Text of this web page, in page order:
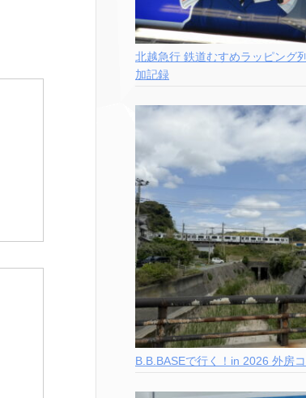
北越急行 鉄道むすめラッピング
加記録
B.B.BASEで行く！in 2026 外房